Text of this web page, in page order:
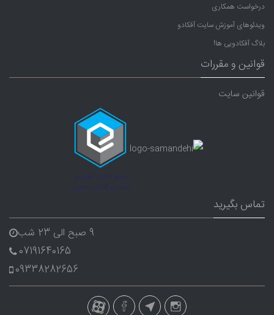
درخواست همکاری
ویدئوهای آموزش سایت آفکادو
بلاگ آفکادویی ها!
قوانین و مقررات
قوانین سایت
تماس بگیرید
9 صبح الی 23 شب
07191640165
09338282656